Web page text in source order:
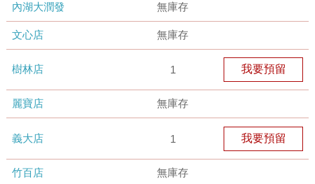
內湖大潤發 無庫存
文心店 無庫存
樹林店 1 我要預留
麗寶店 無庫存
義大店 1 我要預留
竹百店 無庫存